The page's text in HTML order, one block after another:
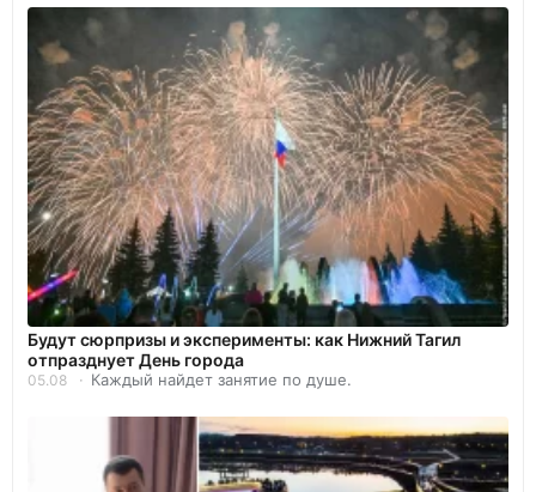
Будут сюрпризы и эксперименты: как Нижний Тагил
отпразднует День города
05.08 Каждый найдет занятие по душе.